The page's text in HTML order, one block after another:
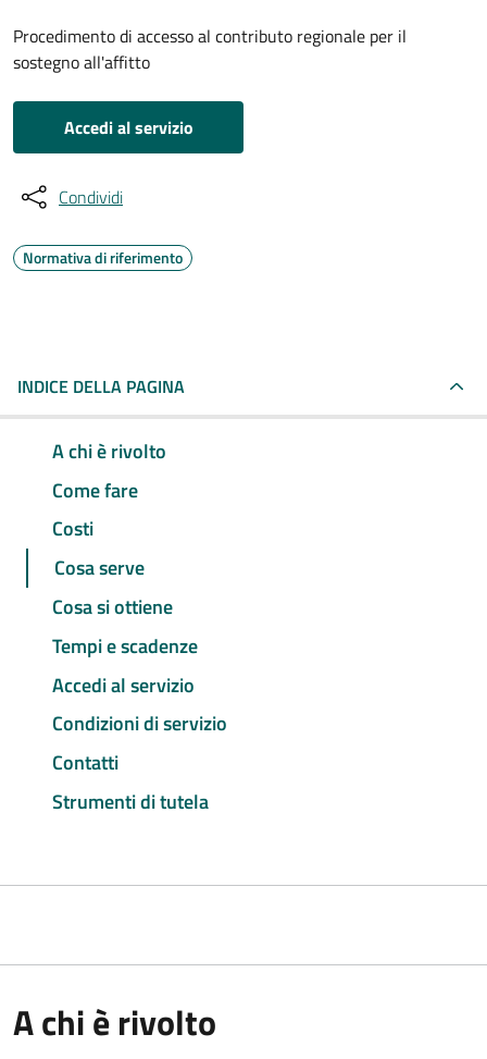
Procedimento di accesso al contributo regionale per il
sostegno all'affitto
Accedi al servizio
Condividi
Normativa di riferimento
INDICE DELLA PAGINA
A chi è rivolto
Come fare
Costi
Cosa serve
Cosa si ottiene
Tempi e scadenze
Accedi al servizio
Condizioni di servizio
Contatti
Strumenti di tutela
A chi è rivolto